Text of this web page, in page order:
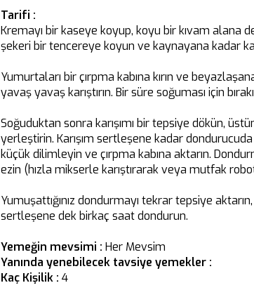
Tarifi :
Kremayı bir kaseye koyup, koyu bir kıvam alana
şekeri bir tencereye koyun ve kaynayana kadar
Yumurtaları bir çırpma kabına kırın ve
yavaş yavaş karıştırın. Bir süre soğuması için
Soğuduktan sonra karışımı bir tepsiye dökün,
yerleştirin. Karışım sertleşene kadar
küçük dilimleyin ve çırpma kabına aktarın.
ezin (hızla mikserle karıştırarak veya mutfak
Yumuşattığınız dondurmayı tekrar tepsiye
sertleşene dek birkaç saat dondurun.
Yemeğin mevsimi : Her Mevsim
Yanında yenebilecek tavsiye yemekler :
Kaç Kişilik : 4